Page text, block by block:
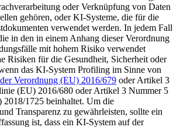
oder Verknüpfung von Daten
gehören, oder KI-Systeme, die für die
verwendet werden. In jedem Fall
in den in einem Anhang dieser Verordnung
mit hohem Risiko verwendet
Risiken für die Gesundheit, Sicherheit oder
das KI-System Profiling im Sinne von
Verordnung (EU) 2016/679 oder Artikel 3
(EU) 2016/680 oder Artikel 3 Nummer 5
2018/1725 beinhaltet. Um die
Transparenz zu gewährleisten, sollte ein
ist, dass ein KI-System auf der